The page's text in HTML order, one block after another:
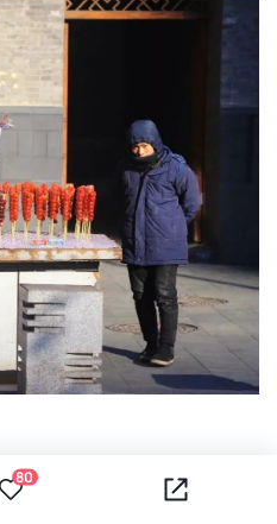
，在视觉上却并不单调，这全
80